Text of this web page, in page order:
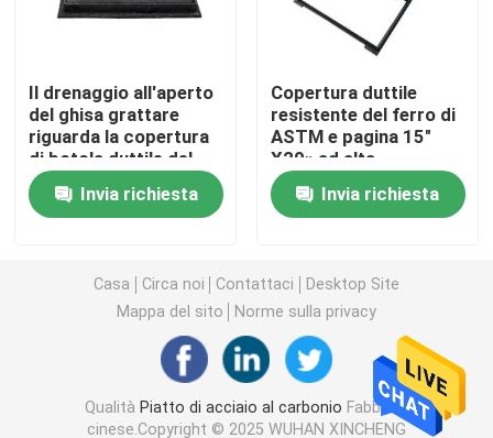
Tubo senza cuciture galvanizzato
Accessorio per tubi d'acciaio
Bolt e dadi
Filo di ferro di gi
rete metallica saldata
Il drenaggio all'aperto
del ghisa grattare
riguarda la copertura
di botola duttile del
ghisa
Invia richiesta
Copertura duttile
resistente del ferro di
ASTM e pagina 15"
X20» ad alta
resistenza
Invia richiesta
Casa Circa noi Contattaci
Desktop Site
Mappa del sito
Norme sulla privacy
Qualità Piatto di acciaio al carbonio Fabbrica
cinese.Copyright © 2025 WUHAN XINCHENG